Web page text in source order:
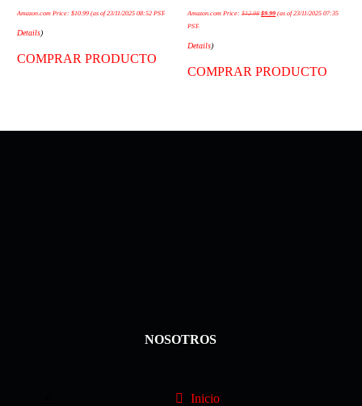
Amazon.com Price:$10.99 (as of 23/11/2025 08:52 PST-
Details)
COMPRAR PRODUCTO
Amazon.com Price:$12.98 $9.99 (as of 23/11/2025 07:35
PST-
Details)
COMPRAR PRODUCTO
NOSOTROS
Inicio